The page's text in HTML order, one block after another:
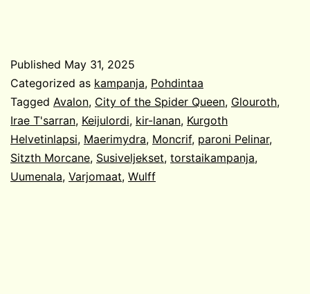
Published May 31, 2025
Categorized as kampanja, Pohdintaa
Tagged Avalon, City of the Spider Queen, Glouroth,
Irae T'sarran, Keijulordi, kir-lanan, Kurgoth
Helvetinlapsi, Maerimydra, Moncrif, paroni Pelinar,
Sitzth Morcane, Susiveljekset, torstaikampanja,
Uumenala, Varjomaat, Wulff